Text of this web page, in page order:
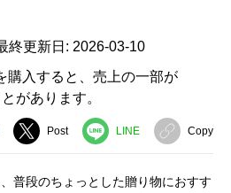
終更新日: 2026-03-10
入すると、売上の一部が
があります。
Post LINE Copy
普段のちょっとした贈り物におすす